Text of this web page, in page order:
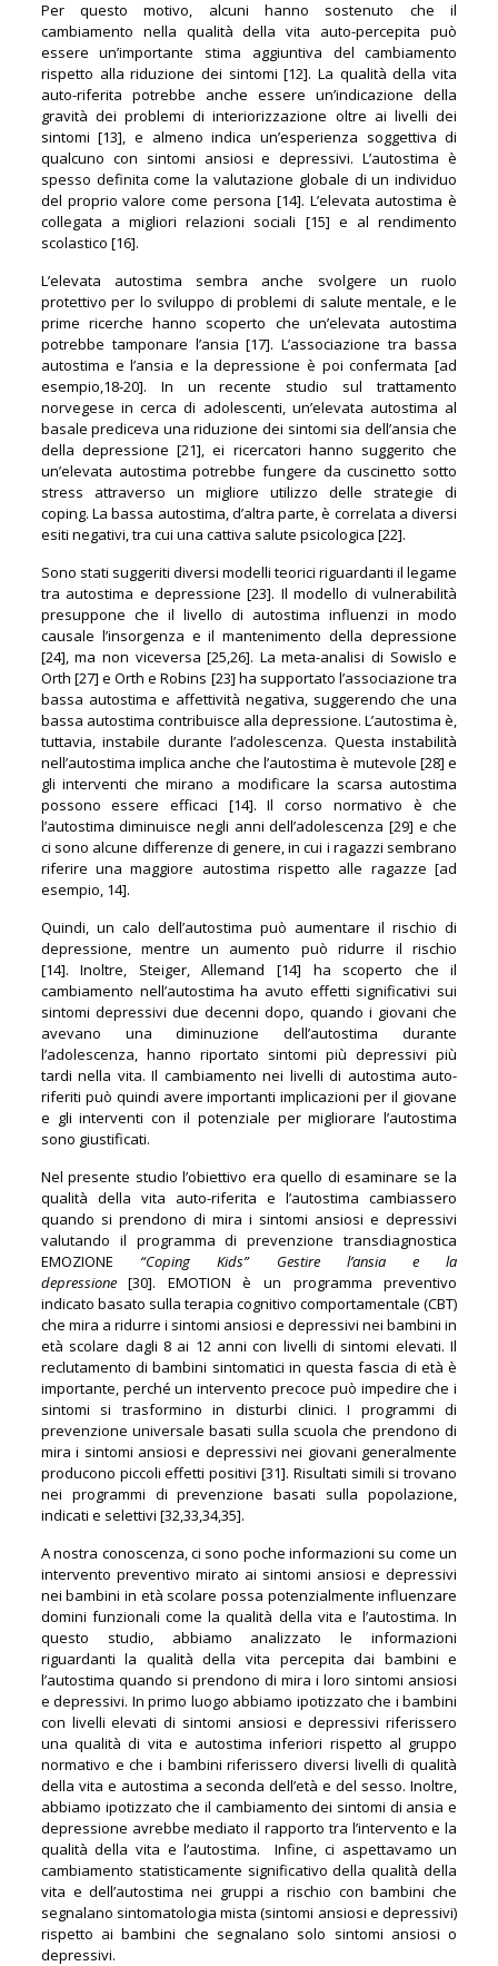
Per questo motivo, alcuni hanno sostenuto che il
cambiamento nella qualità della vita auto-percepita può
essere un’importante stima aggiuntiva del cambiamento
rispetto alla riduzione dei sintomi [12]. La qualità della vita
auto-riferita potrebbe anche essere un’indicazione della
gravità dei problemi di interiorizzazione oltre ai livelli dei
sintomi [13], e almeno indica un’esperienza soggettiva di
qualcuno con sintomi ansiosi e depressivi. L’autostima è
spesso definita come la valutazione globale di un individuo
del proprio valore come persona [14]. L’elevata autostima è
collegata a migliori relazioni sociali [15] e al rendimento
scolastico [16].
L’elevata autostima sembra anche svolgere un ruolo
protettivo per lo sviluppo di problemi di salute mentale, e le
prime ricerche hanno scoperto che un’elevata autostima
potrebbe tamponare l’ansia [17]. L’associazione tra bassa
autostima e l’ansia e la depressione è poi confermata [ad
esempio,18-20]. In un recente studio sul trattamento
norvegese in cerca di adolescenti, un’elevata autostima al
basale prediceva una riduzione dei sintomi sia dell’ansia che
della depressione [21], ei ricercatori hanno suggerito che
un’elevata autostima potrebbe fungere da cuscinetto sotto
stress attraverso un migliore utilizzo delle strategie di
coping. La bassa autostima, d’altra parte, è correlata a diversi
esiti negativi, tra cui una cattiva salute psicologica [22].
Sono stati suggeriti diversi modelli teorici riguardanti il ​​legame
tra autostima e depressione [23]. Il modello di vulnerabilità
presuppone che il livello di autostima influenzi in modo
causale l’insorgenza e il mantenimento della depressione
[24], ma non viceversa [25,26]. La meta-analisi di Sowislo e
Orth [27] e Orth e Robins [23] ha supportato l’associazione tra
bassa autostima e affettività negativa, suggerendo che una
bassa autostima contribuisce alla depressione. L’autostima è,
tuttavia, instabile durante l’adolescenza. Questa instabilità
nell’autostima implica anche che l’autostima è mutevole [28] e
gli interventi che mirano a modificare la scarsa autostima
possono essere efficaci [14]. Il corso normativo è che
l’autostima diminuisce negli anni dell’adolescenza [29] e che
ci sono alcune differenze di genere, in cui i ragazzi sembrano
riferire una maggiore autostima rispetto alle ragazze [ad
esempio, 14].
Quindi, un calo dell’autostima può aumentare il rischio di
depressione, mentre un aumento può ridurre il rischio
[14]. Inoltre, Steiger, Allemand [14] ha scoperto che il
cambiamento nell’autostima ha avuto effetti significativi sui
sintomi depressivi due decenni dopo, quando i giovani che
avevano una diminuzione dell’autostima durante
l’adolescenza, hanno riportato sintomi più depressivi più
tardi nella vita. Il cambiamento nei livelli di autostima auto-
riferiti può quindi avere importanti implicazioni per il giovane
e gli interventi con il potenziale per migliorare l’autostima
sono giustificati.
Nel presente studio l’obiettivo era quello di esaminare se la
qualità della vita auto-riferita e l’autostima cambiassero
quando si prendono di mira i sintomi ansiosi e depressivi
valutando il programma di prevenzione transdiagnostica
EMOZIONE “Coping Kids” Gestire l’ansia e la
depressione[30]. EMOTION è un programma preventivo
indicato basato sulla terapia cognitivo comportamentale (CBT)
che mira a ridurre i sintomi ansiosi e depressivi nei bambini in
età scolare dagli 8 ai 12 anni con livelli di sintomi elevati. Il
reclutamento di bambini sintomatici in questa fascia di età è
importante, perché un intervento precoce può impedire che i
sintomi si trasformino in disturbi clinici. I programmi di
prevenzione universale basati sulla scuola che prendono di
mira i sintomi ansiosi e depressivi nei giovani generalmente
producono piccoli effetti positivi [31]. Risultati simili si trovano
nei programmi di prevenzione basati sulla popolazione,
indicati e selettivi [32,33,34,35].
A nostra conoscenza, ci sono poche informazioni su come un
intervento preventivo mirato ai sintomi ansiosi e depressivi
nei bambini in età scolare possa potenzialmente influenzare
domini funzionali come la qualità della vita e l’autostima. In
questo studio, abbiamo analizzato le informazioni
riguardanti la qualità della vita percepita dai bambini e
l’autostima quando si prendono di mira i loro sintomi ansiosi
e depressivi. In primo luogo abbiamo ipotizzato che i bambini
con livelli elevati di sintomi ansiosi e depressivi riferissero
una qualità di vita e autostima inferiori rispetto al gruppo
normativo e che i bambini riferissero diversi livelli di qualità
della vita e autostima a seconda dell’età e del sesso. Inoltre,
abbiamo ipotizzato che il cambiamento dei sintomi di ansia e
depressione avrebbe mediato il rapporto tra l’intervento e la
qualità della vita e l’autostima. Infine, ci aspettavamo un
cambiamento statisticamente significativo della qualità della
vita e dell’autostima nei gruppi a rischio con bambini che
segnalano sintomatologia mista (sintomi ansiosi e depressivi)
rispetto ai bambini che segnalano solo sintomi ansiosi o
depressivi.